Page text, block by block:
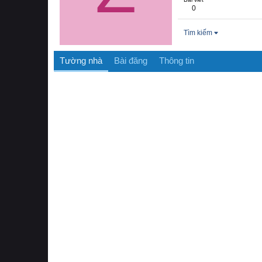
0
Tìm kiếm
Tường nhà Bài đăng Thông tin